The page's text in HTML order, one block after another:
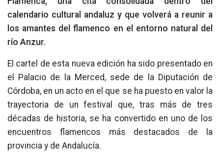
calendario cultural andaluz y que volverá a reunir a
los amantes del flamenco en el entorno natural del
río Anzur.
El cartel de esta nueva edición ha sido presentado en
el Palacio de la Merced, sede de la Diputación de
Córdoba, en un acto en el que se ha puesto en valor la
trayectoria de un festival que, tras más de tres
décadas de historia, se ha convertido en uno de los
encuentros flamencos más destacados de la
provincia y de Andalucía.